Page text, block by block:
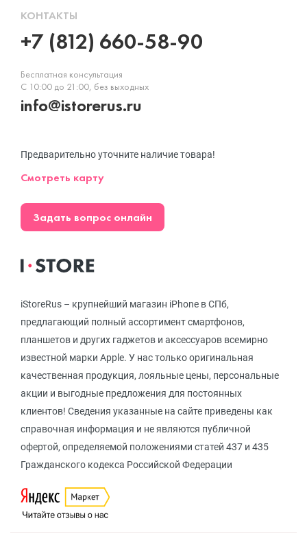
iStoreRus – крупнейший магазин iPhone в СПб,
предлагающий полный ассортимент смартфонов,
планшетов и других гаджетов и аксессуаров всемирно
известной марки Apple. У нас только оригинальная
качественная продукция, лояльные цены, персональные
акции и выгодные предложения для постоянных
клиентов! Сведения указанные на сайте приведены как
справочная информация и не являются публичной
офертой, определяемой положениями статей 437 и 435
Гражданского кодекса Российской Федерации
КОНТАКТЫ
+7 (812) 660-58-90
Бесплатная консультация
С 10:00 до 21:00, без выходных
info@istorerus.ru
Предварительно уточните наличие товара!
Смотреть карту
Задать вопрос онлайн